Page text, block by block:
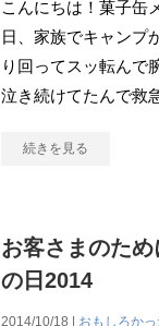
こんにちは！菓子缶
日、家族でキャンプ
り回ってスッ転んで
泣き続けてたんで救
続きを見る
お客さまのた
の日2014
2014/10/18 | おもしろか